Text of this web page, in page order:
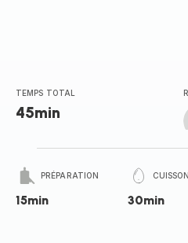
TEMPS TOTAL
45min
PRÉPARATION
15min
CUISSON
30min